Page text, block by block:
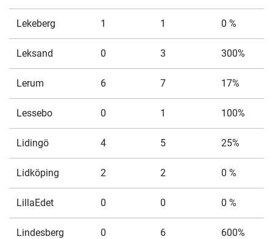
Lekeberg 1 1 0 %
Leksand 0 3 300%
Lerum 6 7 17%
Lessebo 0 1 100%
Lidingö 4 5 25%
Lidköping 2 2 0 %
LillaEdet 0 0 0 %
Lindesberg 0 6 600%